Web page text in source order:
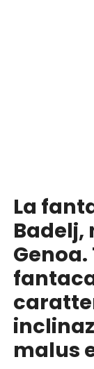
La
Badelj,
malus